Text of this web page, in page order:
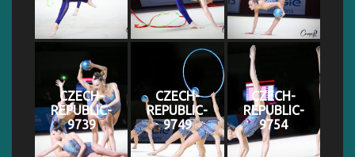
CZECH-
REPUBLIC-
9739
CZECH-
REPUBLIC-
9749
CZECH-
REPUBLIC-
9754